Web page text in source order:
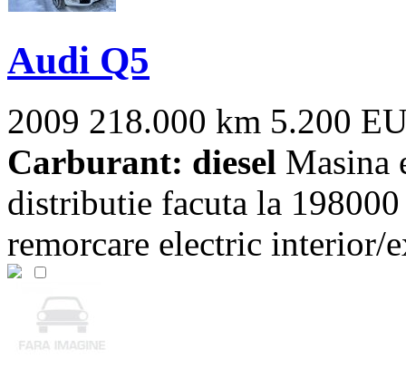
Audi Q5
2009 218.000 km 5.200
Carburant: diesel Masina
distributie facuta la
remorcare electric interior/